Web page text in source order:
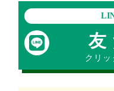
クリッ